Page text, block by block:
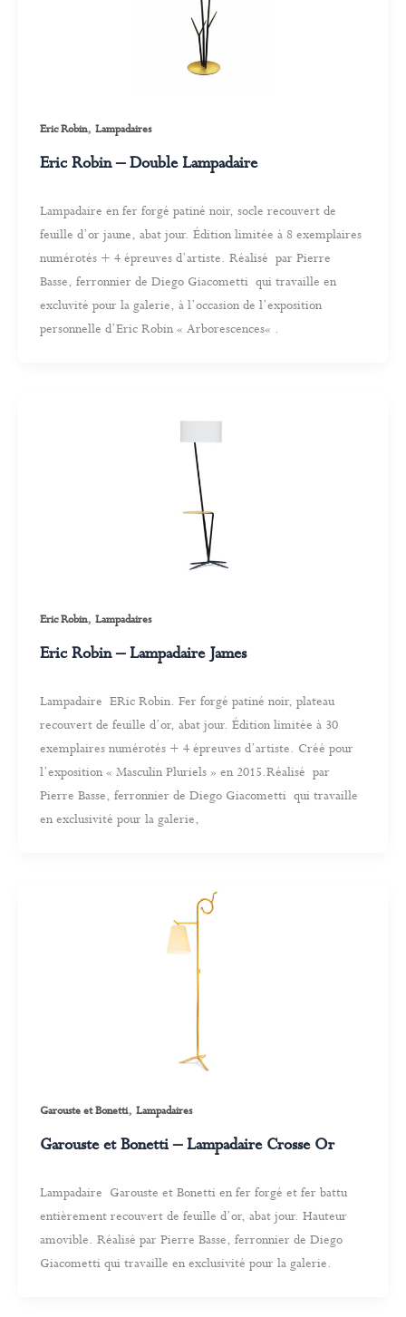
Eric Robin, Lampadaires
Eric Robin – Double Lampadaire
Lampadaire en fer forgé patiné noir, socle recouvert de
feuille d’or jaune, abat jour. Édition limitée à 8 exemplaires
numérotés + 4 épreuves d’artiste. Réalisé par Pierre
Basse, ferronnier de Diego Giacometti qui travaille en
excluvité pour la galerie, à l’occasion de l’exposition
personnelle d’Eric Robin « Arborescences« .
Eric Robin, Lampadaires
Eric Robin – Lampadaire James
Lampadaire ERic Robin. Fer forgé patiné noir, plateau
recouvert de feuille d’or, abat jour. Édition limitée à 30
exemplaires numérotés + 4 épreuves d’artiste. Créé pour
l’exposition « Masculin Pluriels » en 2015.Réalisé par
Pierre Basse, ferronnier de Diego Giacometti qui travaille
en exclusivité pour la galerie,
Garouste et Bonetti, Lampadaires
Garouste et Bonetti – Lampadaire Crosse Or
Lampadaire Garouste et Bonetti en fer forgé et fer battu
entièrement recouvert de feuille d’or, abat jour. Hauteur
amovible. Réalisé par Pierre Basse, ferronnier de Diego
Giacometti qui travaille en exclusivité pour la galerie.